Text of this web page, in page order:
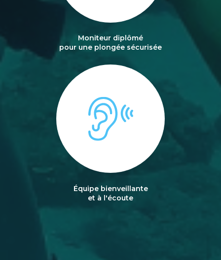
Moniteur diplômé
pour une plongée sécurisée
Équipe bienveillante
et à l'écoute